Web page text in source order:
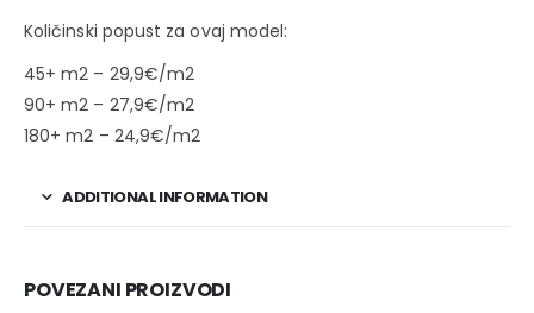
Količinski popust za ovaj model:
45+ m2 – 29,9€/m2
90+ m2 – 27,9€/m2
180+ m2 – 24,9€/m2
ADDITIONAL INFORMATION
POVEZANI PROIZVODI